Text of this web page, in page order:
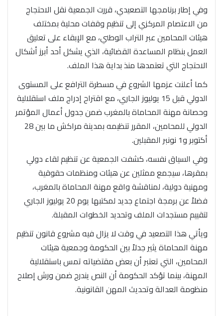
وفي إطار برنامجها التصعيدي، قررت الجمعية نقل الاحتجاج
من الاعتصام المركزي إلى تنظيم وقفات محلية بمختلف
هيئات المحامين عبر التراب الوطني، مع الإبقاء على تعليق
العمل بنظام المساعدة القضائية، الذي يشكل أحد أبرز أشكال
الاحتجاج التي تعتمدها منذ بداية هذا الملف.
كما أعلنت عزمها الشروع في مسطرة الترافع على المستوى
الدولي قبل 15 يوليوز الجاري، مع اقتراح إدراج ملف استقلالية
وحصانة مهنة المحاماة بالمغرب ضمن جدول أعمال المؤتمر
الدولي للمحامين، المقرر تنظيمه بمدينة مراكش ما بين 28
أكتوبر و1 نونبر المقبلين.
وفي السياق نفسه، كشفت الجمعية عن تنظيم لقاء دولي
بمقرها، سيجمع ممثلين عن هيئات ومنظمات حقوقية
ومهنية دولية، لمناقشة واقع مهنة المحاماة بالمغرب،
فضلاً عن برمجة اجتماع جديد لمكتبها يوم 20 يوليوز الجاري
لتقييم مستجدات الملف وتحديد الخطوات المقبلة.
ويأتي هذا التصعيد في وقت لا يزال فيه مشروع قانون تنظيم
مهنة المحاماة يثير جدلاً بين الحكومة وجمعية هيئات
المحامين، التي تعتبر أن بعض مقتضياته تمس باستقلالية
المهنة، بينما تؤكد الحكومة أن النص يندرج ضمن ورش إصلاح
منظومة العدالة وتحديث المهن القانونية.